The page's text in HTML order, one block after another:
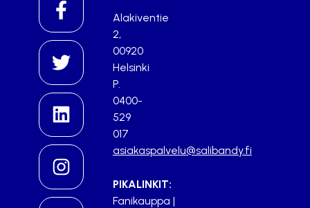
Alakiventie
2,
00920
Helsinki
P.
0400-
529
017
asiakaspalvelu@salibandy.fi
PIKALINKIT:
Fanikauppa |